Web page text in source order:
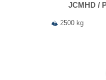
JCMHD /
2500 kg